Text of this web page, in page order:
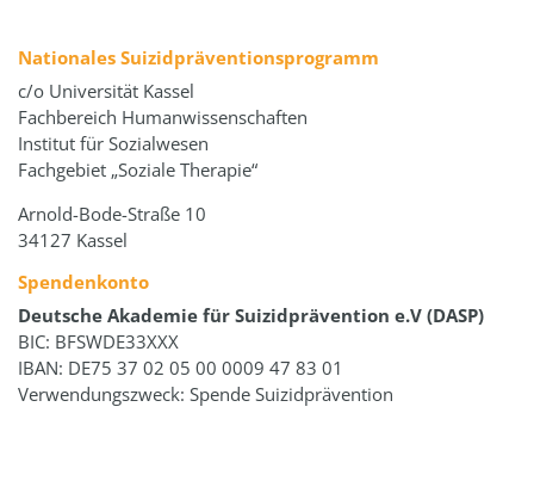
Nationales Suizidpräventionsprogramm
c/o Universität Kassel
Fachbereich Humanwissenschaften
Institut für Sozialwesen
Fachgebiet „Soziale Therapie“
Arnold-Bode-Straße 10
34127 Kassel
Spendenkonto
Deutsche Akademie für Suizidprävention e.V (DASP)
BIC: BFSWDE33XXX
IBAN: DE75 37 02 05 00 0009 47 83 01
Verwendungszweck: Spende Suizidprävention